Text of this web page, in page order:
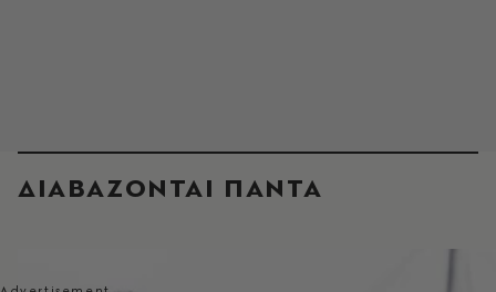
ΔΙΑΒΑΖΟΝΤΑΙ ΠΑΝΤΑ